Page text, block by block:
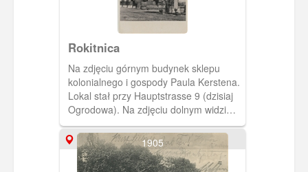
Rokitnica
Na zdjęciu górnym budynek sklepu
kolonialnego i gospody Paula Kerstena.
Lokal stał przy Hauptstrasse 9 (dzisiaj
Ogrodowa). Na zdjęciu dolnym widzimy
plac z pomnikiem ku czci mieszkańców
poległych w I wojnie światowej oraz
wieżę kościoła parafialnego (oba
obiekty rozebrane po wojnie).
1905